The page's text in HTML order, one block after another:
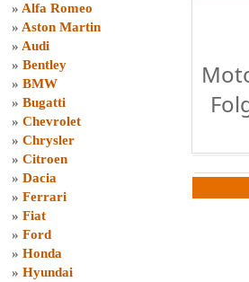
» Alfa Romeo
» Aston Martin
» Audi
» Bentley
» BMW
» Bugatti
» Chevrolet
» Chrysler
» Citroen
» Dacia
» Ferrari
» Fiat
» Ford
» Honda
» Hyundai